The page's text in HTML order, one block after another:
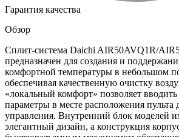
Гарантия качества
Обзор
Сплит-система Daichi AIR50AVQ1R/
предназначен для создания и
комфортной температуры в небольшом
обеспечивая качественную очистку
«локальный комфорт» позволяет вводить
параметры в месте расположения пульта
управления. Внутренний блок моделей
элегантный дизайн, а конструкция